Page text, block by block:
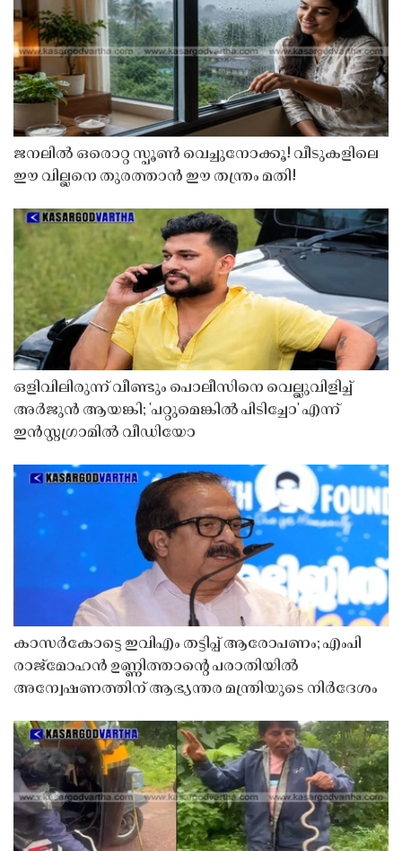
ജനലിൽ ഒരൊറ്റ സ്പൂൺ വെച്ചുനോക്കൂ! വീടുകളിലെ
ഈ വില്ലനെ തുരത്താൻ ഈ തന്ത്രം മതി!
ഒളിവിലിരുന്ന് വീണ്ടും പൊലീസിനെ വെല്ലുവിളിച്ച്
അർജുൻ ആയങ്കി; 'പറ്റുമെങ്കിൽ പിടിച്ചോ' എന്ന്
ഇൻസ്റ്റഗ്രാമിൽ വീഡിയോ
കാസർകോട്ടെ ഇവിഎം തട്ടിപ്പ് ആരോപണം; എംപി
രാജ്‌മോഹൻ ഉണ്ണിത്താന്റെ പരാതിയിൽ
അന്വേഷണത്തിന് ആഭ്യന്തര മന്ത്രിയുടെ നിർദേശം